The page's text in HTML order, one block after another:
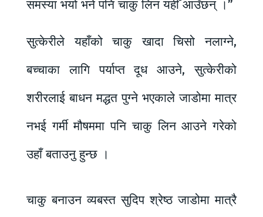
समस्या भयो भने पनि चाकु लिन यहीँ आउँछन् ।”
सुत्केरीले यहाँको चाकु खादा चिसो नलाग्ने,
बच्चाका लागि पर्याप्त दूध आउने, सुत्केरीको
शरीरलाई बाधन मद्धत पुग्ने भएकाले जाडोमा मात्र
नभई गर्मी मौषममा पनि चाकु लिन आउने गरेको
उहाँ बताउनु हुन्छ ।
चाकु बनाउन व्यबस्त सुदिप श्रेष्ठ जाडोमा मात्रै